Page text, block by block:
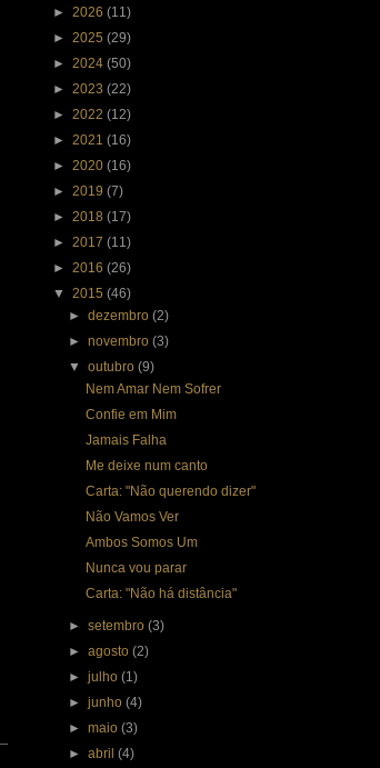
► 2026 (11)
► 2025 (29)
► 2024 (50)
► 2023 (22)
► 2022 (12)
► 2021 (16)
► 2020 (16)
► 2019 (7)
► 2018 (17)
► 2017 (11)
► 2016 (26)
▼ 2015 (46)
►dezembro(2)
►novembro(3)
▼outubro(9)
Nem Amar Nem Sofrer
Confie em Mim
Jamais Falha
Me deixe num canto
Carta: "Não querendo dizer"
Não Vamos Ver
Ambos Somos Um
Nunca vou parar
Carta: "Não há distância"
►setembro(3)
►agosto(2)
►julho(1)
►junho(4)
►maio(3)
►abril(4)